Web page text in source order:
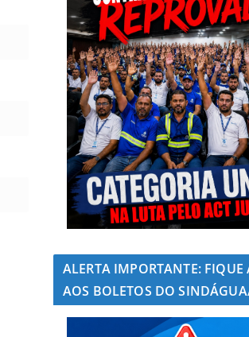
ALERTA IMPORTANTE: FIQUE
AOS BOLETOS DO